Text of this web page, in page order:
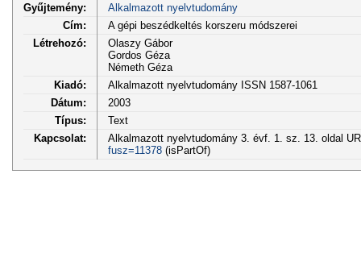
Gyűjtemény:
Alkalmazott nyelvtudomány
Cím:
A gépi beszédkeltés korszeru módszerei
Létrehozó:
Olaszy Gábor
Gordos Géza
Németh Géza
Kiadó:
Alkalmazott nyelvtudomány ISSN 1587-1061
Dátum:
2003
Típus:
Text
Kapcsolat:
Alkalmazott nyelvtudomány 3. évf. 1. sz. 13. oldal
fusz=11378(isPartOf)